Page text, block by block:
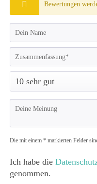
Bewertungen
Die mit einem * markierten Felder
Ich habe die
genommen.